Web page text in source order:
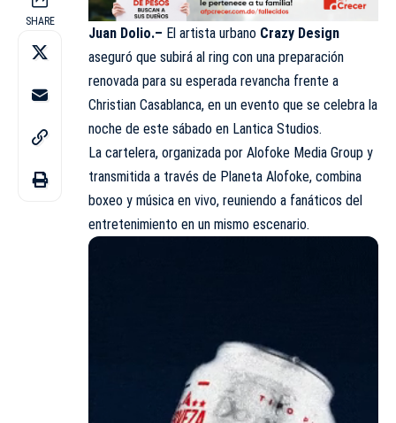
SHARE
Juan Dolio.– El artista urbano Crazy Design
aseguró que subirá al ring con una preparación
renovada para su esperada revancha frente a
Christian Casablanca, en un evento que se celebra la
noche de este sábado en Lantica Studios.
La cartelera, organizada por Alofoke Media Group y
transmitida a través de Planeta Alofoke, combina
boxeo y música en vivo, reuniendo a fanáticos del
entretenimiento en un mismo escenario.